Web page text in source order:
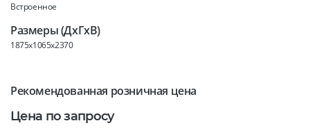
Встроенное
Размеры (ДхГхВ)
1875x1065x2370
Рекомендованная розничная цена
Цена по запросу